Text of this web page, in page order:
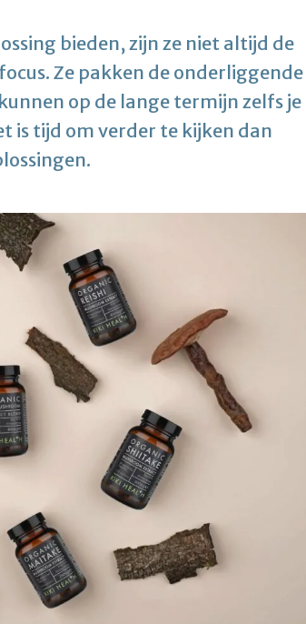
bieden, zijn ze niet altijd de
Ze pakken de onderliggende
op de lange termijn zelfs je
is tijd om verder te kijken dan